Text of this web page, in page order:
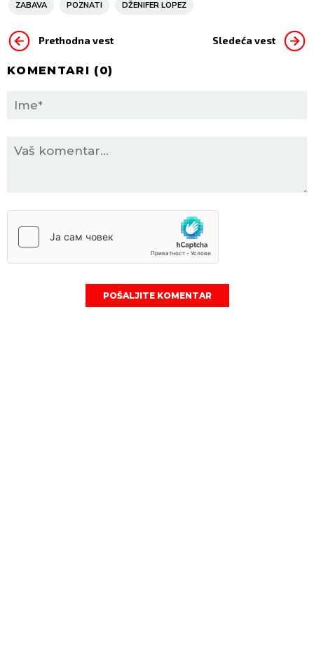
ZABAVA POZNATI DŽENIFER LOPEZ
Prethodna vest Sledeća vest
KOMENTARI (0)
POŠALJITE KOMENTAR